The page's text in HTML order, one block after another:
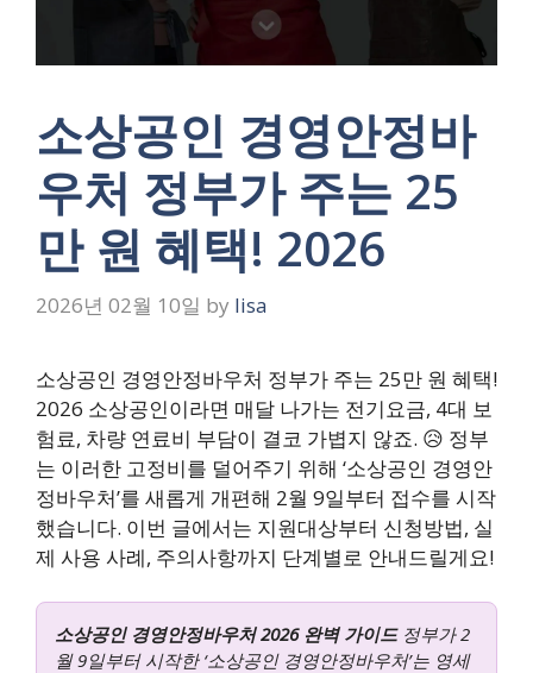
소상공인 경영안정바
우처 정부가 주는 25
만 원 혜택! 2026
2026년 02월 10일 by lisa
소상공인 경영안정바우처 정부가 주는 25만 원 혜택!
2026 소상공인이라면 매달 나가는 전기요금, 4대 보
험료, 차량 연료비 부담이 결코 가볍지 않죠. 😥 정부
는 이러한 고정비를 덜어주기 위해 ‘소상공인 경영안
정바우처’를 새롭게 개편해 2월 9일부터 접수를 시작
했습니다. 이번 글에서는 지원대상부터 신청방법, 실
제 사용 사례, 주의사항까지 단계별로 안내드릴게요!
소상공인 경영안정바우처 2026 완벽 가이드정부가 2
월 9일부터 시작한 ‘소상공인 경영안정바우처’는 영세